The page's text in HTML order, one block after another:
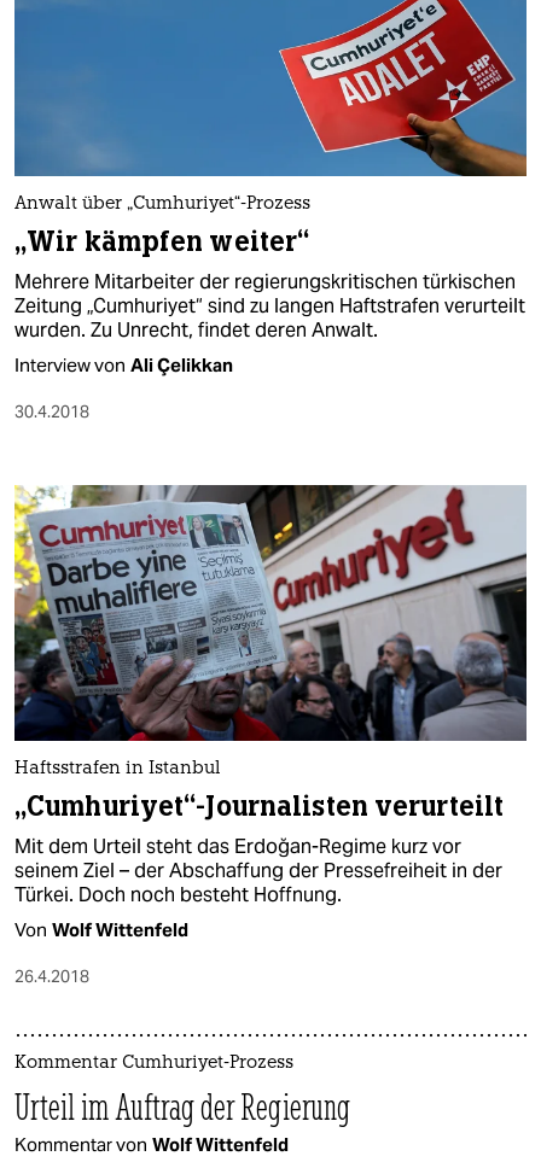
Anwalt über „Cumhuriyet“-Prozess
„Wir kämpfen weiter“
Mehrere Mitarbeiter der regierungskritischen türkischen
Zeitung „Cumhuriyet“ sind zu langen Haftstrafen verurteilt
wurden. Zu Unrecht, findet deren Anwalt.
Interview von Ali Çelikkan
30.4.2018
Haftsstrafen in Istanbul
„Cumhuriyet“-Journalisten verurteilt
Mit dem Urteil steht das Erdoğan-Regime kurz vor
seinem Ziel – der Abschaffung der Pressefreiheit in der
Türkei. Doch noch besteht Hoffnung.
Von Wolf Wittenfeld
26.4.2018
Kommentar Cumhuriyet-Prozess
Urteil im Auftrag der Regierung
Kommentar von Wolf Wittenfeld